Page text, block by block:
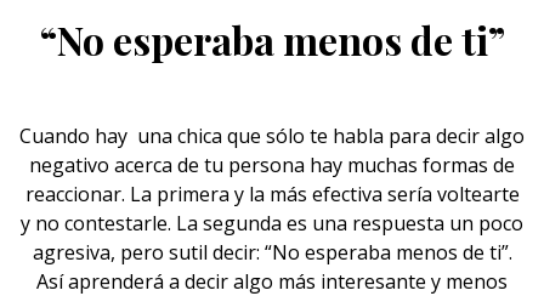
“No esperaba menos de ti”
Cuando hay una chica que sólo te habla para decir algo
negativo acerca de tu persona hay muchas formas de
reaccionar. La primera y la más efectiva sería voltearte
y no contestarle. La segunda es una respuesta un poco
agresiva, pero sutil decir: “No esperaba menos de ti”.
Así aprenderá a decir algo más interesante y menos